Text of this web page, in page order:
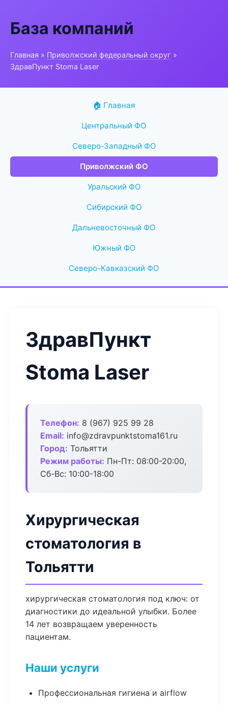
База компаний
Главная » Приволжский федеральный округ »
ЗдравПункт Stoma Laser
🏠 Главная
Центральный ФО
Северо-Западный ФО
Приволжский ФО
Уральский ФО
Сибирский ФО
Дальневосточный ФО
Южный ФО
Северо-Кавказский ФО
ЗдравПункт
Stoma Laser
Телефон: 8 (967) 925 99 28
Email: info@zdravpunktstoma161.ru
Город: Тольятти
Режим работы: Пн-Пт: 08:00-20:00,
Сб-Вс: 10:00-18:00
Хирургическая
стоматология в
Тольятти
хирургическая стоматология под ключ: от
диагностики до идеальной улыбки. Более
14 лет возвращаем уверенность
пациентам.
Наши услуги
Профессиональная гигиена и airflow